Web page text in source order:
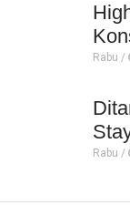
Rabu /
Rabu /